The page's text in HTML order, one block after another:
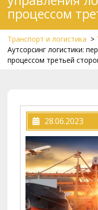
процессом
Транспорт и логистика >
Аутсорсинг логистики:
процессом третьей
28.06.2023